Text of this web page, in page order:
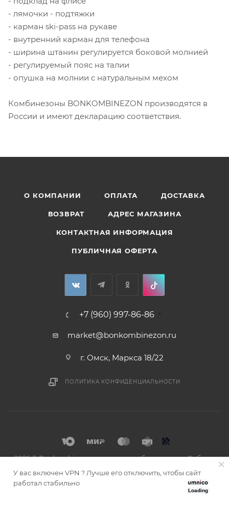
- лямочки - подтяжки
- карман ski-pass на рукаве
- внутренний карман для телефона
- ширина штанин регулируется боковой молнией
- регулируемый пояс на талии
- опушка на молнии с натуральным мехом
Комбинезоны BONKOMBINEZON производятся в
России и имеют декларацию соответствия.
О КОМПАНИИ ОПЛАТА ДОСТАВКА
ВОЗВРАТ АДРЕС МАГАЗИНА
КОНТАКТНАЯ ИНФОРМАЦИЯ
ПУБЛИЧНАЯ ОФЕРТА
+7 (960) 997-86-86
market@bonkombinezon.ru
г. Омск, Маркса 18/22
ПОЛИТИКА КОНФИДЕНЦИАЛЬНОСТИ
2026 © Bonkombinezon- зимние комбинезоны из Сибири
Loading
У вас включен VPN ? Лучше его отключить, чтобы сайт
работал стабильно